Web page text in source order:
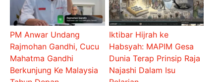
PM Anwar Undang
Rajmohan Gandhi, Cucu
Mahatma Gandhi
Berkunjung Ke Malaysia
Iktibar Hijrah ke
Habsyah: MAPIM Gesa
Dunia Terap Prinsip Raja
Najashi Dalam Isu